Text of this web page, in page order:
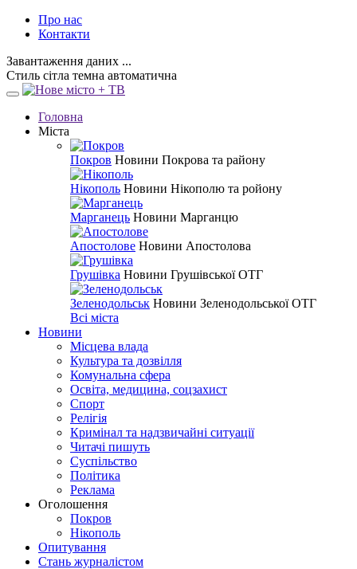
Про нас
Контакти
Завантаження даних ...
Стиль сітла темна автоматична
Головна
Міста
Покров Новини Покрова та району
Нікополь Новини Нікополю та ройону
Марганець Новини Марганцю
Апостолове Новини Апостолова
Грушівка Новини Грушівської ОТГ
Зеленодольськ Новини Зеленодольської ОТГ
Всі міста
Новини
Місцева влада
Культура та дозвілля
Комунальна сфера
Освіта, медицина, соцзахист
Спорт
Релігія
Кримінал та надзвичайні ситуації
Читачі пишуть
Суспільство
Політика
Реклама
Оголошення
Покров
Нікополь
Опитування
Стань журналістом